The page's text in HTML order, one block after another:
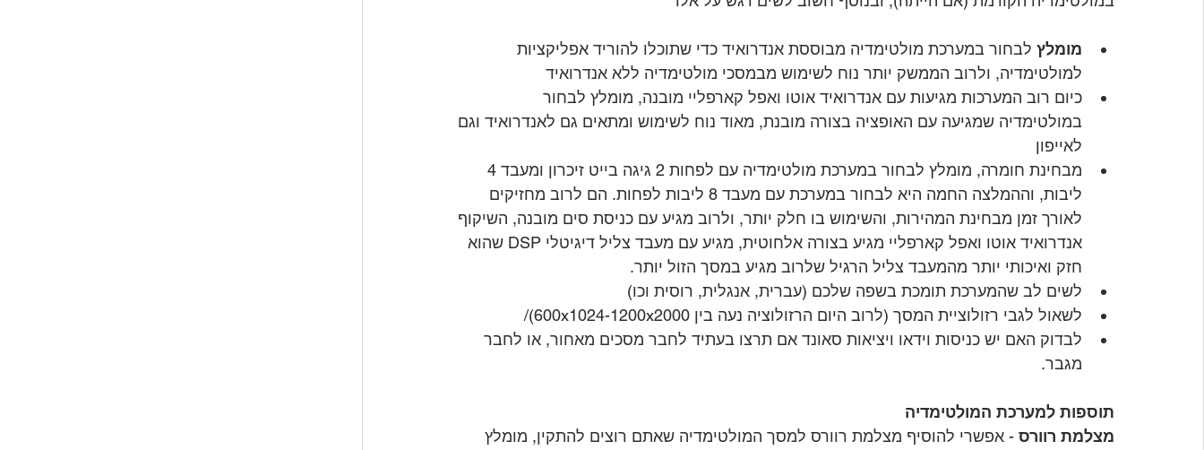
מומלץ לבחור במערכת מולטימדיה מבוססת אנדרואיד כדי שתוכלו להוריד אפליקציות
למולטימדיה, ולרוב הממשק יותר נוח לשימוש מבמסכי מולטימדיה ללא אנדרואיד
כיום רוב המערכות מגיעות עם אנדרואיד אוטו ואפל קארפליי מובנה, מומלץ לבחור
במולטימדיה שמגיעה עם האופציה בצורה מובנת, מאוד נוח לשימוש ומתאים גם לאנדרואיד וגם
לאייפון
ליבות, וההמלצה החמה היא לבחור במערכת עם מעבד 8 ליבות לפחות. הם לרוב מחזיקים
לאורך זמן מבחינת המהירות, והשימוש בו חלק יותר, ולרוב מגיע עם כניסת סים מובנה, השיקוף
אנדרואיד אוטו ואפל קארפליי מגיע בצורה אלחוטית, מגיע עם מעבד צליל דיגיטלי DSP שהוא
חזק ואיכותי יותר מהמעבד צליל הרגיל שלרוב מגיע במסך הזול יותר.
לשים לב שהמערכת תומכת בשפה שלכם (עברית, אנגלית, רוסית וכו)
לשאול לגבי רזולוציית המסך (לרוב היום הרזולוציה נעה בין 600x1024-1200x2000)/
לבדוק האם יש כניסות וידאו ויציאות סאונד אם תרצו בעתיד לחבר מסכים מאחור, או לחבר
מגבר.
תוספות למערכת המולטימדיה
מצלמת רוורס - אפשרי להוסיף מצלמת רוורס למסך המולטימדיה שאתם רוצים להתקין, מומלץ